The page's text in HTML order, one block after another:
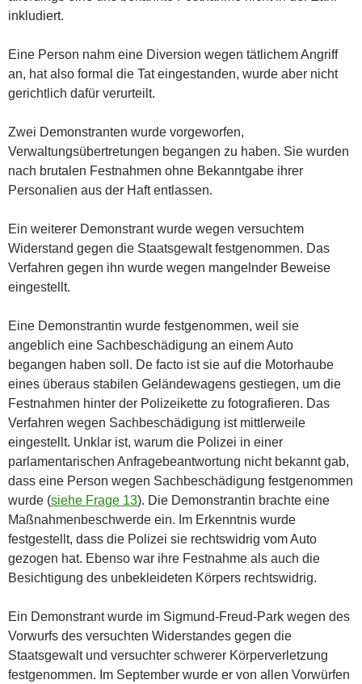
inkludiert.
Eine Person nahm eine Diversion wegen tätlichem Angriff
an, hat also formal die Tat eingestanden, wurde aber nicht
gerichtlich dafür verurteilt.
Zwei Demonstranten wurde vorgeworfen,
Verwaltungsübertretungen begangen zu haben. Sie wurden
nach brutalen Festnahmen ohne Bekanntgabe ihrer
Personalien aus der Haft entlassen.
Ein weiterer Demonstrant wurde wegen versuchtem
Widerstand gegen die Staatsgewalt festgenommen. Das
Verfahren gegen ihn wurde wegen mangelnder Beweise
eingestellt.
Eine Demonstrantin wurde festgenommen, weil sie
angeblich eine Sachbeschädigung an einem Auto
begangen haben soll. De facto ist sie auf die Motorhaube
eines überaus stabilen Geländewagens gestiegen, um die
Festnahmen hinter der Polizeikette zu fotografieren. Das
Verfahren wegen Sachbeschädigung ist mittlerweile
eingestellt. Unklar ist, warum die Polizei in einer
parlamentarischen Anfragebeantwortung nicht bekannt gab,
dass eine Person wegen Sachbeschädigung festgenommen
wurde (siehe Frage 13). Die Demonstrantin brachte eine
Maßnahmenbeschwerde ein. Im Erkenntnis wurde
festgestellt, dass die Polizei sie rechtswidrig vom Auto
gezogen hat. Ebenso war ihre Festnahme als auch die
Besichtigung des unbekleideten Körpers rechtswidrig.
Ein Demonstrant wurde im Sigmund-Freud-Park wegen des
Vorwurfs des versuchten Widerstandes gegen die
Staatsgewalt und versuchter schwerer Körperverletzung
festgenommen. Im September wurde er von allen Vorwürfen